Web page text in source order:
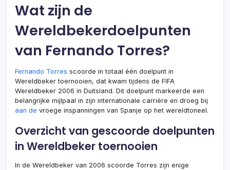
Wat zijn de
Wereldbekerdoelpunten
van Fernando Torres?
Fernando Torres scoorde in totaal één doelpunt in
Wereldbeker toernooien, dat kwam tijdens de FIFA
Wereldbeker 2006 in Duitsland. Dit doelpunt markeerde een
belangrijke mijlpaal in zijn internationale carrière en droeg bij
aan de vroege inspanningen van Spanje op het wereldtoneel.
Overzicht van gescoorde doelpunten
in Wereldbeker toernooien
In de Wereldbeker van 2006 scoorde Torres zijn enige